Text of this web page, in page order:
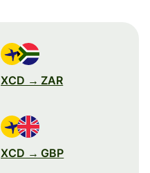
XCD → ZAR
XCD → GBP